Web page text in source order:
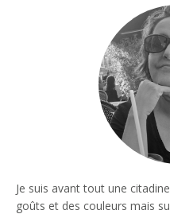
Je suis avant tout une
goûts et des couleurs mais